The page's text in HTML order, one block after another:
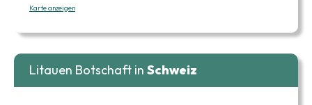
Karte anzeigen
Litauen Botschaft in Schweiz